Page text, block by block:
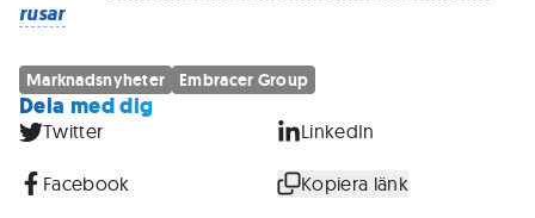
rusar
Marknadsnyheter Embracer Group
Dela med dig
Twitter LinkedIn
Facebook Kopiera länk